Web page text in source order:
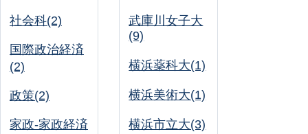
社会科(2)
国際政治経済
(2)
政策(2)
家政-家政経済
武庫川女子大
(9)
横浜薬科大(1)
横浜美術大(1)
横浜市立大(3)